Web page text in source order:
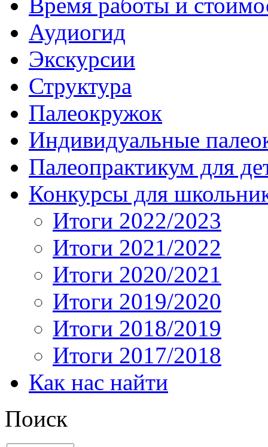
Аудиогид
Экскурсии
Структура
Палеокружок
Индивидуальные
Палеопрактикум для
Конкурсы для
Итоги 2022/2023
Итоги 2021/2022
Итоги 2020/2021
Итоги 2019/2020
Итоги 2018/2019
Итоги 2017/2018
Как нас найти
Поиск